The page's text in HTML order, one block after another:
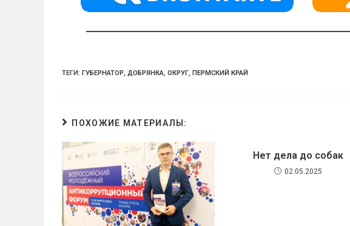
ss
ni
p
ТЕГИ: ГУБЕРНАТОР, ДОБРЯНКА, ОКРУГ, ПЕРМСКИЙ КРАЙ
ПОХОЖИЕ МАТЕРИАЛЫ:
Нет дела до собак
02.05.2025